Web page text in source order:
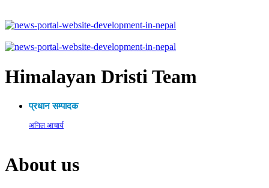
Himalayan Dristi Team
प्रधान सम्पादक
अनिल आचार्य
About us